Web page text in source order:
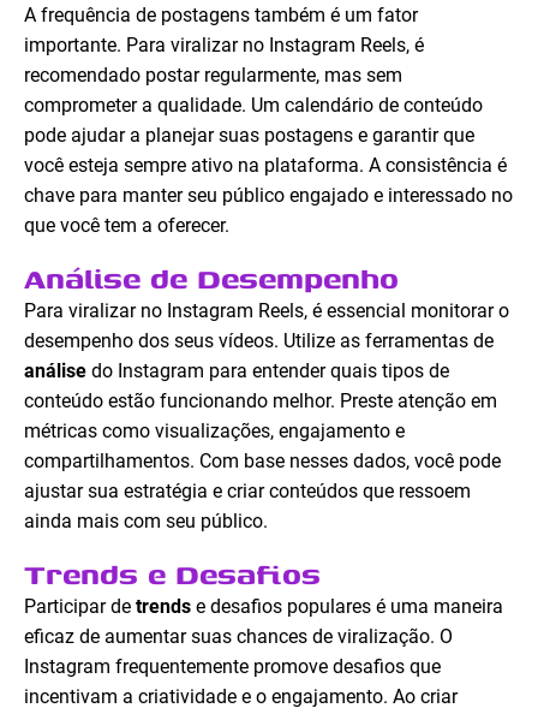
A frequência de postagens também é um fator
importante. Para viralizar no Instagram Reels, é
recomendado postar regularmente, mas sem
comprometer a qualidade. Um calendário de conteúdo
pode ajudar a planejar suas postagens e garantir que
você esteja sempre ativo na plataforma. A consistência é
chave para manter seu público engajado e interessado no
que você tem a oferecer.
Análise de Desempenho
Para viralizar no Instagram Reels, é essencial monitorar o
desempenho dos seus vídeos. Utilize as ferramentas de
análise do Instagram para entender quais tipos de
conteúdo estão funcionando melhor. Preste atenção em
métricas como visualizações, engajamento e
compartilhamentos. Com base nesses dados, você pode
ajustar sua estratégia e criar conteúdos que ressoem
ainda mais com seu público.
Trends e Desafios
Participar de trends e desafios populares é uma maneira
eficaz de aumentar suas chances de viralização. O
Instagram frequentemente promove desafios que
incentivam a criatividade e o engajamento. Ao criar